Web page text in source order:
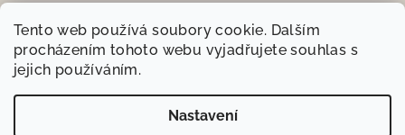
Tento web používá soubory cookie. Dalším
procházením tohoto webu vyjadřujete souhlas s
jejich používáním.
Nastavení
Sledovat na Instagramu